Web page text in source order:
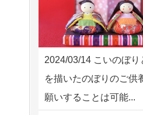
2026/08/05 11:33
神奈川の方からお申込
2026/08/04 17:34
西亀有の方からお申込
2026/08/04 15:40
2026/08/02 NEW
人形
ハードルが高そうに思
ですが、...
祖母
供養の際も利用させて
き安心感がある
2024/03/14 こいのぼり
を描いたのぼりのご供
願いすることは可能...